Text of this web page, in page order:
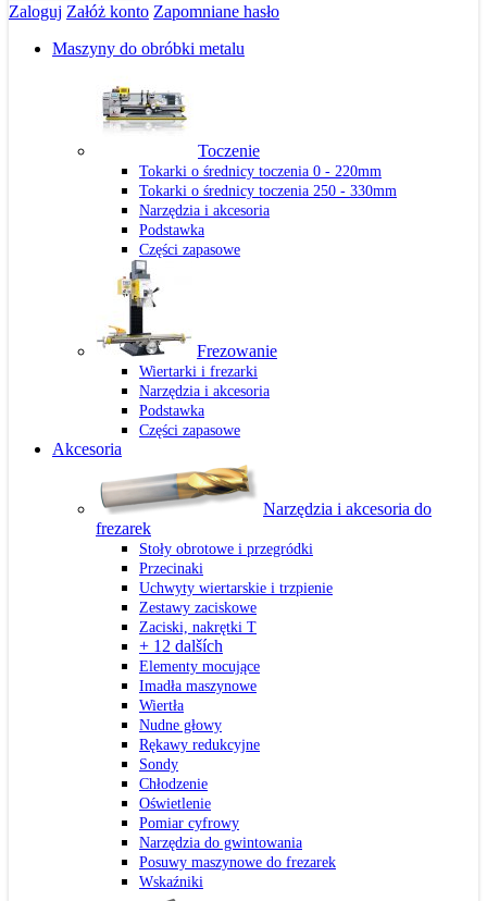
Zaloguj Załóż konto Zapomniane hasło
Maszyny do obróbki metalu
Toczenie
Tokarki o średnicy toczenia 0 - 220mm
Tokarki o średnicy toczenia 250 - 330mm
Narzędzia i akcesoria
Podstawka
Części zapasowe
Frezowanie
Wiertarki i frezarki
Narzędzia i akcesoria
Podstawka
Części zapasowe
Akcesoria
Narzędzia i akcesoria do
frezarek
Stoły obrotowe i przegródki
Przecinaki
Uchwyty wiertarskie i trzpienie
Zestawy zaciskowe
Zaciski, nakrętki T
+ 12 dalších
Elementy mocujące
Imadła maszynowe
Wiertła
Nudne głowy
Rękawy redukcyjne
Sondy
Chłodzenie
Oświetlenie
Pomiar cyfrowy
Narzędzia do gwintowania
Posuwy maszynowe do frezarek
Wskaźniki